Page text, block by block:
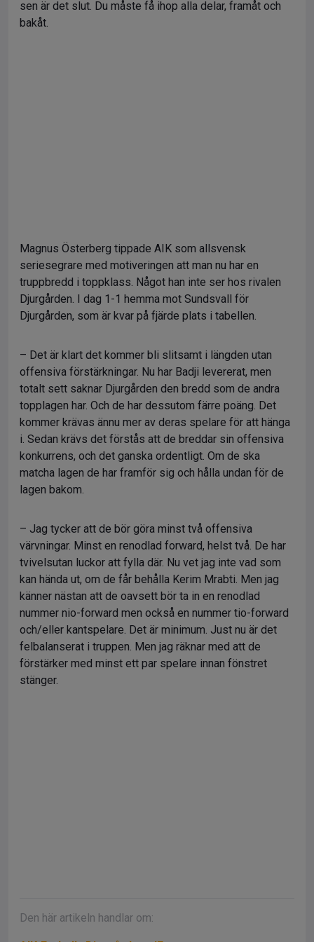
sen är det slut. Du måste få ihop alla delar, framåt och
bakåt.
Magnus Österberg tippade AIK som allsvensk
seriesegrare med motiveringen att man nu har en
truppbredd i toppklass. Något han inte ser hos rivalen
Djurgården. I dag 1-1 hemma mot Sundsvall för
Djurgården, som är kvar på fjärde plats i tabellen.
– Det är klart det kommer bli slitsamt i längden utan
offensiva förstärkningar. Nu har Badji levererat, men
totalt sett saknar Djurgården den bredd som de andra
topplagen har. Och de har dessutom färre poäng. Det
kommer krävas ännu mer av deras spelare för att hänga
i. Sedan krävs det förstås att de breddar sin offensiva
konkurrens, och det ganska ordentligt. Om de ska
matcha lagen de har framför sig och hålla undan för de
lagen bakom.
– Jag tycker att de bör göra minst två offensiva
värvningar. Minst en renodlad forward, helst två. De har
tvivelsutan luckor att fylla där. Nu vet jag inte vad som
kan hända ut, om de får behålla Kerim Mrabti. Men jag
känner nästan att de oavsett bör ta in en renodlad
nummer nio-forward men också en nummer tio-forward
och/eller kantspelare. Det är minimum. Just nu är det
felbalanserat i truppen. Men jag räknar med att de
förstärker med minst ett par spelare innan fönstret
stänger.
Den här artikeln handlar om: